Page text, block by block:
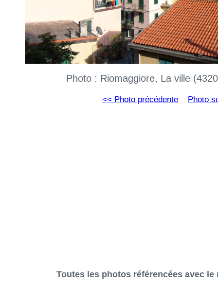
Photo : Riomaggiore, La ville
<< Photo précédente Photo
Toutes les photos référencées avec